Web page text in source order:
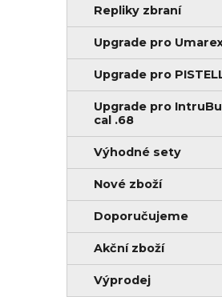
Repliky zbraní
Upgrade pro
Upgrade pro
Upgrade pro
cal .68
Výhodné sety
Nové zboží
Doporučujeme
Akční zboží
Výprodej